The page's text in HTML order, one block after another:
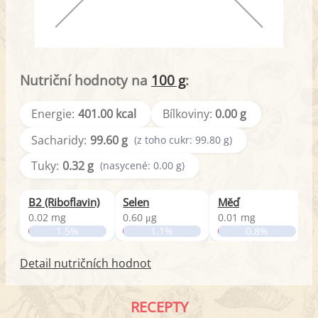
Nutriční hodnoty na 100 g:
Energie: 401.00 kcal Bílkoviny: 0.00 g
Sacharidy: 99.60 g (z toho cukr: 99.80 g)
Tuky: 0.32 g (nasycené: 0.00 g)
B2 (Riboflavin)
0.02 mg
1.5%
Selen
0.60 μg
1.1%
Měď
0.01 mg
0.8%
Detail nutričních hodnot
RECEPTY